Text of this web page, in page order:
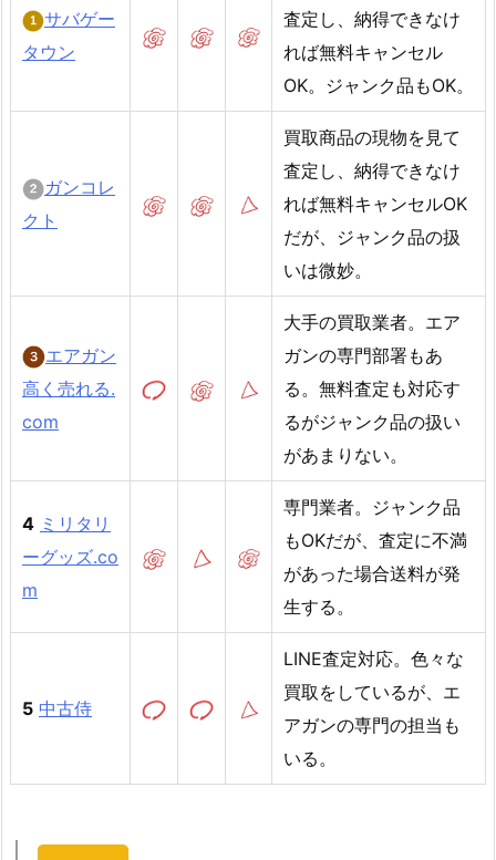
サバゲー
タウン
査定し、納得できなけ
れば無料キャンセル
OK。ジャンク品もOK。
ガンコレ
クト
買取商品の現物を見て
査定し、納得できなけ
れば無料キャンセルOK
だが、ジャンク品の扱
いは微妙。
エアガン
高く売れる.
com
大手の買取業者。エア
ガンの専門部署もあ
る。無料査定も対応す
るがジャンク品の扱い
があまりない。
4 ミリタリ
ーグッズ.co
m
専門業者。ジャンク品
もOKだが、査定に不満
があった場合送料が発
生する。
5 中古侍
LINE査定対応。色々な
買取をしているが、エ
アガンの専門の担当も
いる。